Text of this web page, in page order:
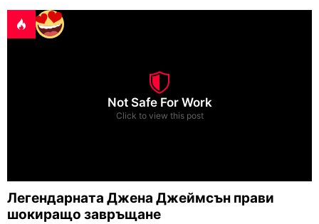
Not Safe For Work
Click to view this post
Легендарната Джена Джеймсън прави
шокиращо завръщане